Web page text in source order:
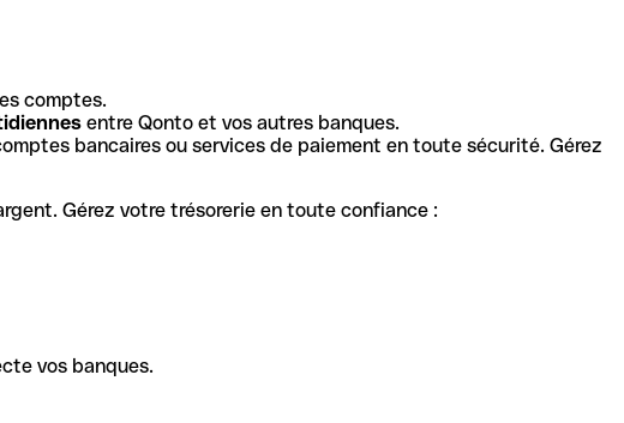
comptes.
entre Qonto et vos autres banques.
bancaires ou services de paiement en toute sécurité. Gérez
Gérez votre trésorerie en toute confiance :
vos banques.